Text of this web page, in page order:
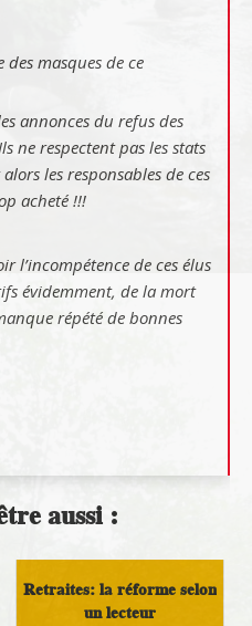
masques de ce
annonces du refus des
ne respectent pas les stats
les responsables de ces
acheté !!!
l’incompétence de ces élus
évidemment, de la mort
répété de bonnes
aussi :
Retraites: la réforme selon
un lecteur